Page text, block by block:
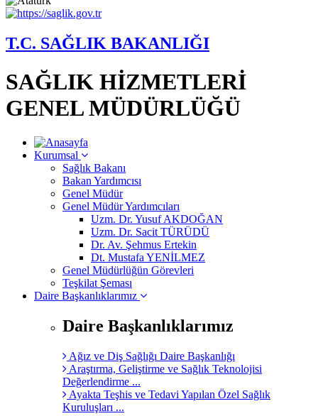
T.C. SAĞLIK BAKANLIĞI
SAĞLIK HİZMETLERİ
GENEL MÜDÜRLÜĞÜ
Kurumsal
Sağlık Bakanı
Bakan Yardımcısı
Genel Müdür
Genel Müdür Yardımcıları
Uzm. Dr. Yusuf AKDOĞAN
Uzm. Dr. Sacit TÜRÜDÜ
Dr. Av. Şehmus Ertekin
Dt. Mustafa YENİLMEZ
Genel Müdürlüğün Görevleri
Teşkilat Şeması
Daire Başkanlıklarımız
Daire Başkanlıklarımız
Ağız ve Diş Sağlığı Daire Başkanlığı
Araştırma, Geliştirme ve Sağlık Teknolojisi
Değerlendirme ...
Ayakta Teşhis ve Tedavi Yapılan Özel Sağlık
Kuruluşları ...